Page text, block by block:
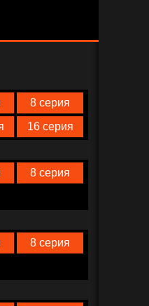
8 серия
16 серия
8 серия
8 серия